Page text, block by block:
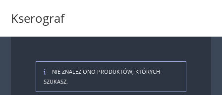
treściKserograf
NIE ZNALEZIONO PRODUKTÓW, KTÓRYCH
SZUKASZ.